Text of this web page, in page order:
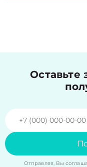
Оставьте
Отправляя, Вы